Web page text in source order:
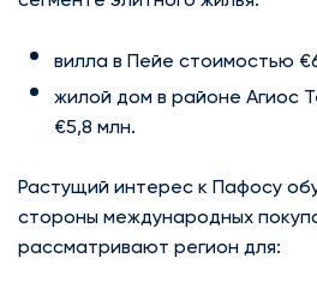
вилла в Пейе стоимостью
жилой дом в районе Агиос
€5,8 млн.
Растущий интерес к Пафосу
стороны международных
рассматривают регион для: